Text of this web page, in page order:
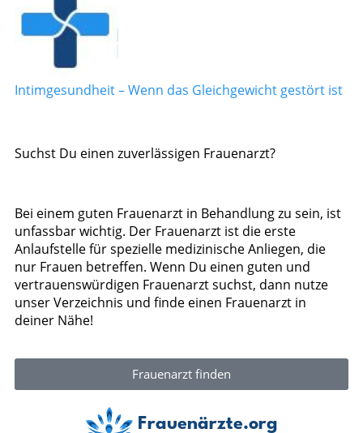
Intimgesundheit – Wenn das Gleichgewicht gestört ist
Suchst Du einen zuverlässigen Frauenarzt?
Bei einem guten Frauenarzt in Behandlung zu sein, ist
unfassbar wichtig. Der Frauenarzt ist die erste
Anlaufstelle für spezielle medizinische Anliegen, die
nur Frauen betreffen. Wenn Du einen guten und
vertrauenswürdigen Frauenarzt suchst, dann nutze
unser Verzeichnis und finde einen Frauenarzt in
deiner Nähe!
Frauenarzt finden